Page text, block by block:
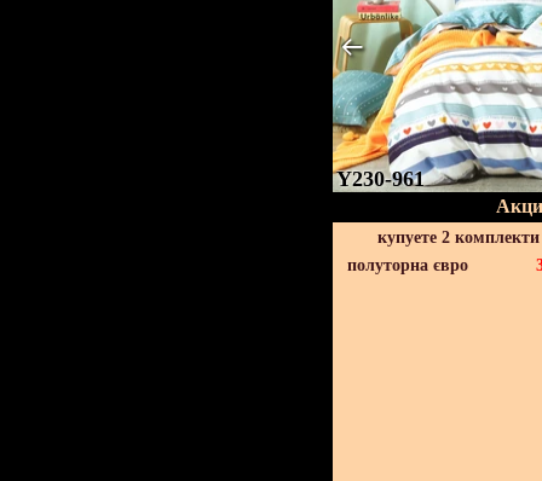
Y230-961
купуете 2
полуторна євро